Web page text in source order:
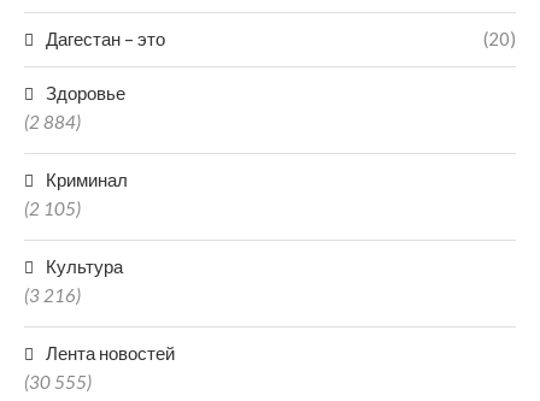
Дагестан – это (20)
Здоровье
(2 884)
Криминал
(2 105)
Культура
(3 216)
Лента новостей
(30 555)